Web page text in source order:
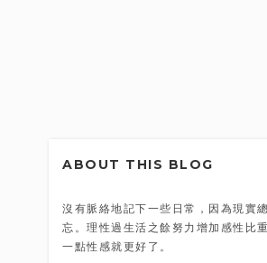
ABOUT THIS BLOG
沒有脈絡地記下一些日常，因為現實
忘。理性過生活之餘努力增加感性比
一點性感就更好了。